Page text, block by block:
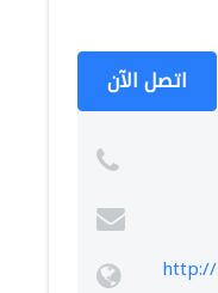
اتصل الآن
http://